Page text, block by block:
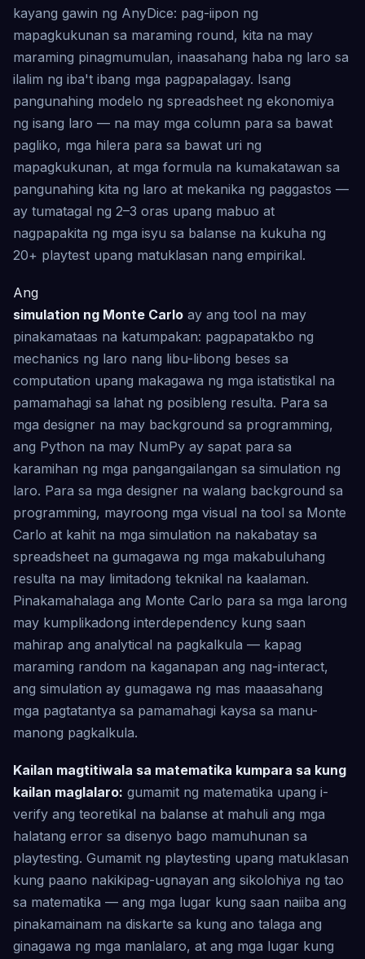
kayang gawin ng AnyDice: pag-iipon ng
mapagkukunan sa maraming round, kita na may
maraming pinagmumulan, inaasahang haba ng laro sa
ilalim ng iba't ibang mga pagpapalagay. Isang
pangunahing modelo ng spreadsheet ng ekonomiya
ng isang laro — na may mga column para sa bawat
pagliko, mga hilera para sa bawat uri ng
mapagkukunan, at mga formula na kumakatawan sa
pangunahing kita ng laro at mekanika ng paggastos —
ay tumatagal ng 2–3 oras upang mabuo at
nagpapakita ng mga isyu sa balanse na kukuha ng
20+ playtest upang matuklasan nang empirikal.
Ang
simulation ng Monte Carlo ay ang tool na may
pinakamataas na katumpakan: pagpapatakbo ng
mechanics ng laro nang libu-libong beses sa
computation upang makagawa ng mga istatistikal na
pamamahagi sa lahat ng posibleng resulta. Para sa
mga designer na may background sa programming,
ang Python na may NumPy ay sapat para sa
karamihan ng mga pangangailangan sa simulation ng
laro. Para sa mga designer na walang background sa
programming, mayroong mga visual na tool sa Monte
Carlo at kahit na mga simulation na nakabatay sa
spreadsheet na gumagawa ng mga makabuluhang
resulta na may limitadong teknikal na kaalaman.
Pinakamahalaga ang Monte Carlo para sa mga larong
may kumplikadong interdependency kung saan
mahirap ang analytical na pagkalkula — kapag
maraming random na kaganapan ang nag-interact,
ang simulation ay gumagawa ng mas maaasahang
mga pagtatantya sa pamamahagi kaysa sa manu-
manong pagkalkula.
Kailan magtitiwala sa matematika kumpara sa kung
kailan maglalaro: gumamit ng matematika upang i-
verify ang teoretikal na balanse at mahuli ang mga
halatang error sa disenyo bago mamuhunan sa
playtesting. Gumamit ng playtesting upang matuklasan
kung paano nakikipag-ugnayan ang sikolohiya ng tao
sa matematika — ang mga lugar kung saan naiiba ang
pinakamainam na diskarte sa kung ano talaga ang
ginagawa ng mga manlalaro, at ang mga lugar kung